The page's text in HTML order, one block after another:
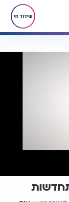
שידור חי